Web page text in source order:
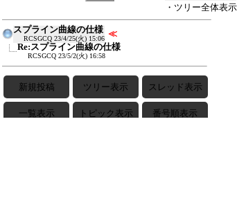
・ツリー全体表示
スプライン曲線の仕様
RCSGCQ 23/4/25(火) 15:06 ≪
Re:スプライン曲線の仕様
RCSGCQ 23/5/2(火) 16:58
新規投稿 ツリー表示 スレッド表示
一覧表示 トピック表示 番号順表示